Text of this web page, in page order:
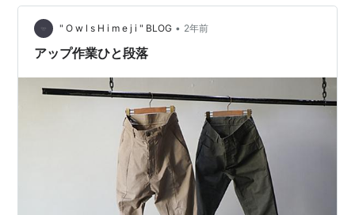
はレザージャケットをピックアップしたスタイルで提案
させて頂きました。 ▲"Owls Style" - 2024.1029 ＜着…
" O w l s H i m e j i " BLOG • 2年前
アップ作業ひと段落